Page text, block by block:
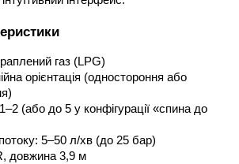
газ (LPG)
орієнтація (одностороння або
(або до 5 у конфігурації «спина до
5–50 л/хв (до 25 бар)
довжина 3,9 м